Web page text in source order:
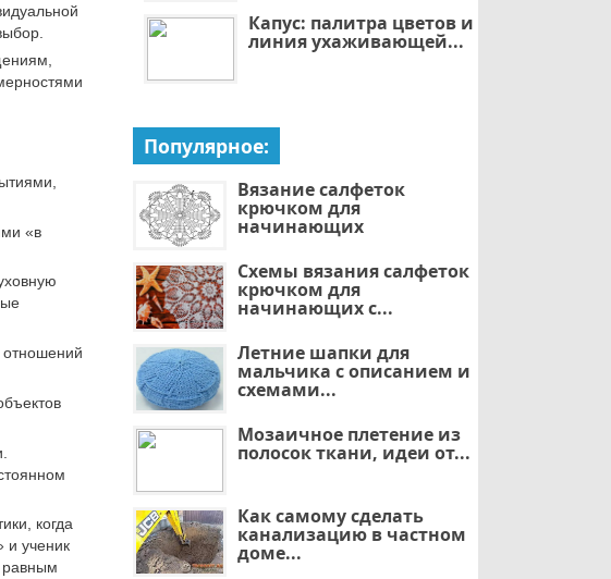
«в
когда
и ученик
равным
Капус: палитра цветов и
линия ухаживающей...
Популярное:
Вязание салфеток
крючком для
начинающих
Схемы вязания салфеток
крючком для
начинающих с...
Летние шапки для
мальчика с описанием и
схемами...
Мозаичное плетение из
полосок ткани, идеи от...
Как самому сделать
канализацию в частном
доме...